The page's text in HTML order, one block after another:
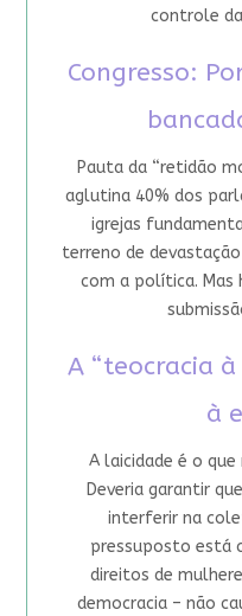
controle
Congresso:
Pauta da “retidão
aglutina 40% dos
igrejas
terreno de
com a política. Mas
A “teocracia
à
A laicidade é o que
Deveria garantir
interferir na
pressuposto está
direitos de
democracia – não